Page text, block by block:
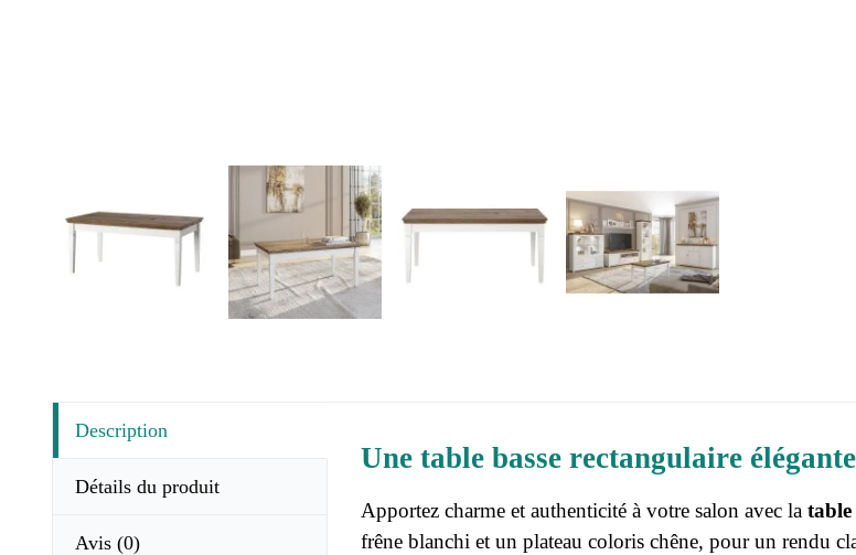
Description
Détails du produit
Avis (0)
Une table basse rectangulaire
Apportez charme et authenticité à votre salon avec la table
frêne blanchi et un plateau coloris chêne, pour un rendu